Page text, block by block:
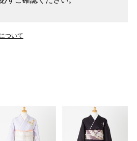
ついて